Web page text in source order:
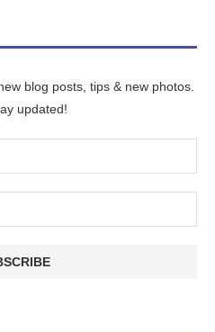
blog posts, tips & new photos.
updated!